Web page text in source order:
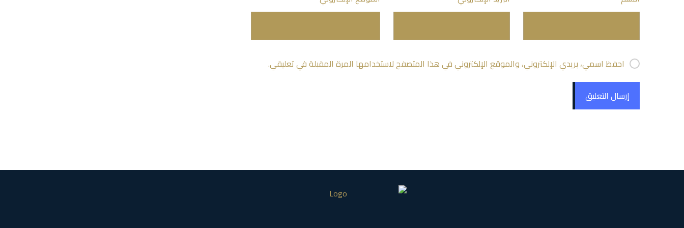
احفظ اسمي، بريدي الإلكتروني، والموقع الإلكتروني في هذا المتصفح لاستخدامها المرة المقبلة في تعليقي.